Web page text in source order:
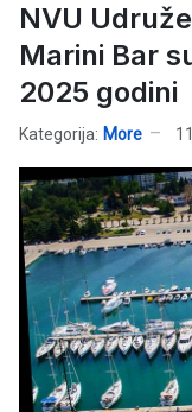
NVU
Marini Bar
2025 godini
Kategorija: More